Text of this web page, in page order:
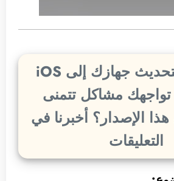
هل قمت بتحديث جهازك إلى iOS
تواجهك مشاكل تتمنى
الإصدار؟ أخبرنا في
التعليقات